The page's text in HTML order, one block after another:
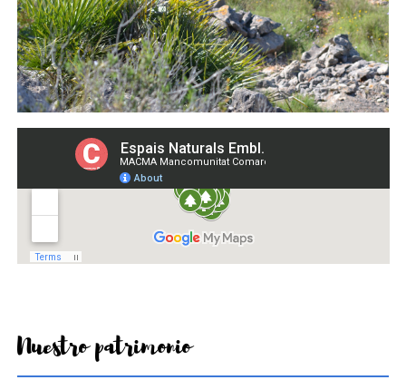
Nuestro patrimonio